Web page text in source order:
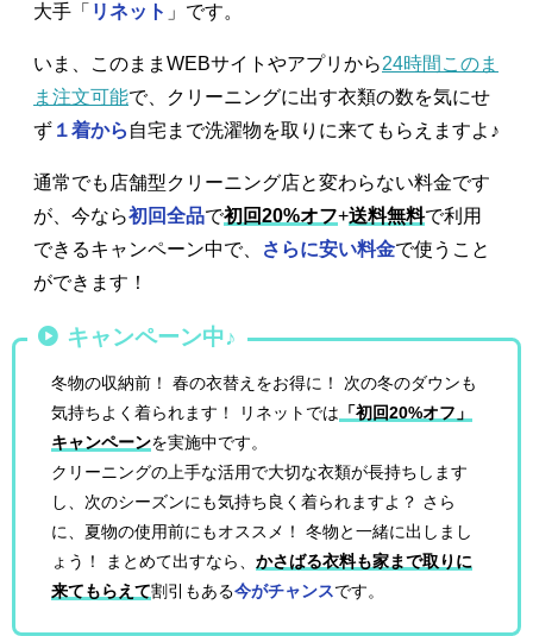
大手「 リネット 」です。
いま、このままWEBサイトやアプリから24時間このま
ま注文可能で、クリーニングに出す衣類の数を気にせ
ず １着から 自宅まで洗濯物を取りに来てもらえますよ♪
通常でも店舗型クリーニング店と変わらない料金です
が、今なら初回全品で初回20%オフ+送料無料で利用
できるキャンペーン中で、
さらに安い料金で使うこと
ができます！
キャンペーン中♪
冬物の収納前！ 春の衣替えをお得に！ 次の冬のダウンも
気持ちよく着られます！ リネットでは 「初回20%オフ」
キャンペーンを実施中です。
クリーニングの上手な活用で大切な衣類が長持ちします
し、次のシーズンにも気持ち良く着られますよ？ さら
に、夏物の使用前にもオススメ！ 冬物と一緒に出しまし
ょう！ まとめて出すなら、かさばる衣料も家まで取りに
来てもらえて割引もある今がチャンスです。